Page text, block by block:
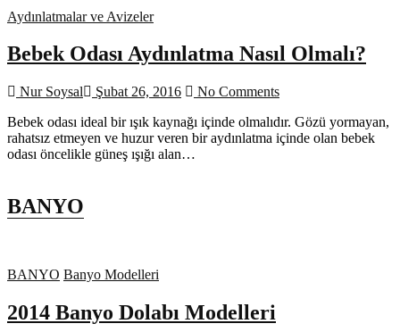
Aydınlatmalar ve Avizeler
Bebek Odası Aydınlatma Nasıl Olmalı?
Nur Soysal Şubat 26, 2016
No Comments
Bebek odası ideal bir ışık kaynağı içinde olmalıdır. Gözü yormayan,
rahatsız etmeyen ve huzur veren bir aydınlatma içinde olan bebek
odası öncelikle güneş ışığı alan…
BANYO
BANYO Banyo Modelleri
2014 Banyo Dolabı Modelleri